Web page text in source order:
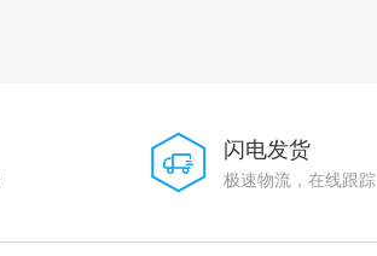
闪电发货
极速物流，在线跟踪